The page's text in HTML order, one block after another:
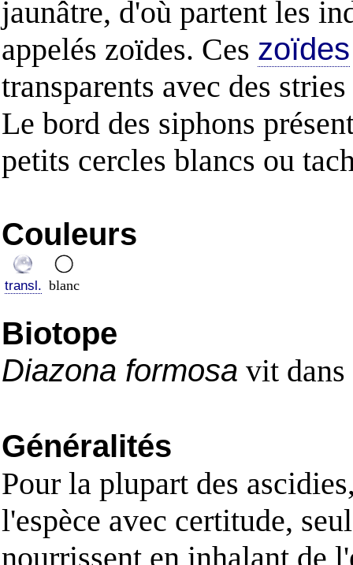
jaunâtre, d'où partent les
appelés zoïdes. Ces zoïdes
transparents avec des
Le bord des siphons
petits cercles blancs ou
Couleurs
transl. blanc
Biotope
Diazona formosa vit
Généralités
Pour la plupart des
l'espèce avec certitude,
nourrissent en inhalant de